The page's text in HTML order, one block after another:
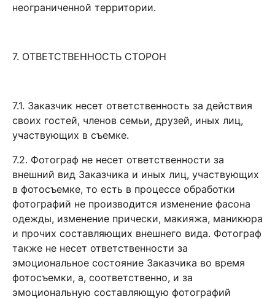
неограниченной территории.
7. ОТВЕТСТВЕННОСТЬ СТОРОН
7.1. Заказчик несет ответственность за действия
своих гостей, членов семьи, друзей, иных лиц,
участвующих в съемке.
7.2. Фотограф не несет ответственности за
внешний вид Заказчика и иных лиц, участвующих
в фотосъемке, то есть в процессе обработки
фотографий не производится изменение фасона
одежды, изменение прически, макияжа, маникюра
и прочих составляющих внешнего вида. Фотограф
также не несет ответственности за
эмоциональное состояние Заказчика во время
фотосъемки, а, соответственно, и за
эмоциональную составляющую фотографий